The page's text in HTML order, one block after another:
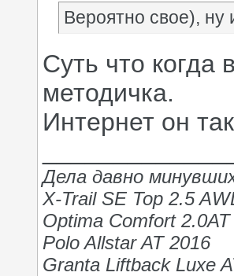
Вероятно свое), ну
Суть что когда
методичка.
Интернет он
Дела давно
X-Trail SE Top 2.5
Optima Comfort
Polo Allstar AT 2016
Granta Liftback Luxe